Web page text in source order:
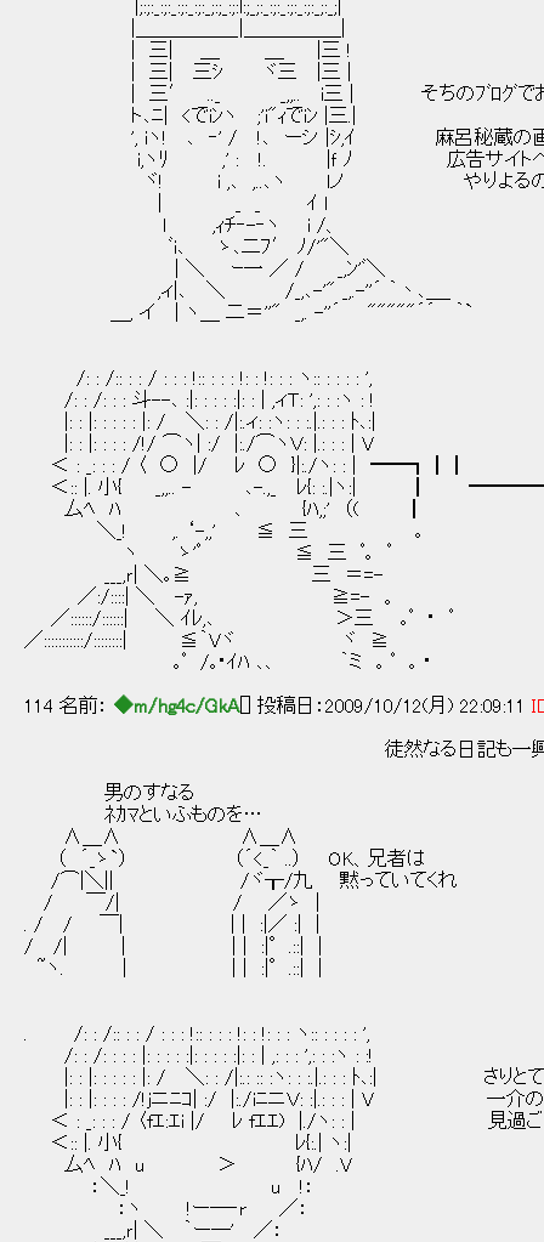
|;:;:_:;:_:;:_:;:_;:;_:;:l:;_;:_:;:_:;:_:;:_;:_;|
| 三| ＿ ＿ |三 !
| 三| 三ｼ ヾ三 |三 |
| 三′ .._ _,,.. i三 | そちのﾌﾞﾛｸﾞでお
ト､ﾆ| <でiﾝヽ ;'i"ｨでiﾝ |三.|
', iヽ! ､ ‐' / !､ ーシ |ｼ,ｲ 麻呂秘蔵の画像
i,ヽﾘ ,' : !. |ｆ ﾉ 広告サイトへジャンプ
ヾ! i ,､ ,..､ヽ lノ やりよるの
| _ _ ｲ l
l ,ｨﾁ‐-‐ヽ i /、
ﾞi､ ゝ､二ﾌ′ ﾉ/'"＼
| ＼ ｰ一 ／ / _,ﾝ'ﾞ＼
,ィ|､ ＼ /_,､-'" _,.-''´ ｀丶､＿_
＿, イ | ヽ＿ 二＝''" _,. -''´ """""´´ ｀`
/: : /:: : : / : : : !:: : : : !: : !: : : ヽ:: : : : : ',
/: : /: : : 斗--､ :|: : : : :|: : | ,ィＴ: ',: : :ヽ : !
|: : |: : : : : |: / ＼: : /|:.ィ: :ヽ: : :.|.: : : ﾄ､:|
|: : |: : : : /!/ ⌒ヽ| :/ |:./⌒ヽＶ: |.: : : | V
＜ : _: : : / 〈 ○ |/ ﾚ ○ }|:./ヽ: : | ━━┓┃┃
＜:: |. 小{ _,,.. - ､-.,_ ﾚ{: :.|ヽ:| ┃
厶ﾍ ﾊ ､ {ﾊ,;' （(
＼_! ,. ‘-,,' ≦
ヽ ゝ'ﾟ ≦ 三 ﾟ｡ ﾟ
___,ｒ| ＼｡≧ 三 ＝=-
／:/::::| ＼ -ｧ, ≧=- 。
／::::::/::::::| ＼ ｲﾚ,､ ＞三 ｡ﾟ ･ ﾟ
／:::::::::::/::::::::| ≦｀Vヾ ヾ ≧
｡ﾟ /｡･ｲﾊ ､､ ｀ミ ｡ ﾟ ｡ ･
114 名前： ◆m/hg4c/GkA[] 投稿日：2009/10/12(月) 22:09:11
徒然なる日記も一興でおじ
男のすなる
ﾈｶﾏといふものを…
∧＿∧ ∧＿∧
（ ´_ゝ`） （´<_｀ ..） OK、兄者は
/⌒|＼|| /ヾ┰/九 黙っていてくれ
/ ￣/| / ／ゝ |
. / / ￣| | | :|／ :| |
/ /| | | | :|°.::| |
~ヽ. | | | :|°.::| |
. /: : /:: : : / : : : !:: : : : !: : !: : : ヽ:: : : : : ',
/: : /: : : : |: : : : :|: : : : :|: : | ,: : : ',: : :ヽ : :!
|: : |: : : : : |: / ＼: : /|:.: :: :ヽ: : :.|.: : : ﾄ､:| さりとて、
|: : |: : : : /!jニﾆｺ| :/ |:./iﾆニＶ: :|.: : : | V 一介の
＜ : _: : : / 〈fｴ:ｴi |/ ﾚ fｴｴ) |./ヽ: : | 見過ごすわ
＜:: |. 小{ ﾚ{:.| ヽ:|
厶ﾍ ﾊ u ＞ {ﾊ/ .V
：＼_! u !：
：ヽ !ー―‐r ／：
___,ｒ| ＼ ｀ー―' ／：